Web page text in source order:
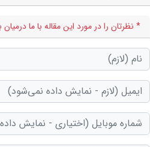
* نظرتان را در مورد این مقاله با ما درمیان